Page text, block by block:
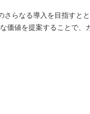
らなる導入を目指すと
価値を提案することで、